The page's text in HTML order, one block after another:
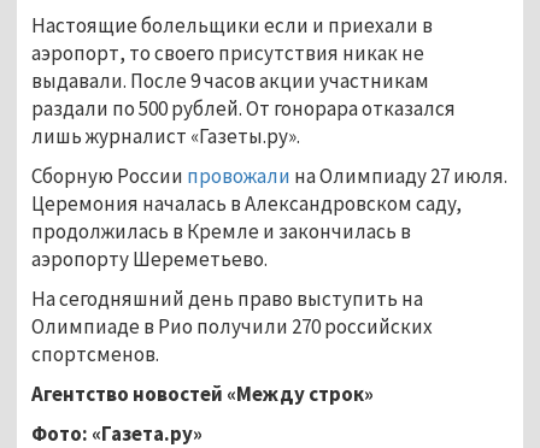
Настоящие болельщики если и приехали в
аэропорт, то своего присутствия никак не
выдавали. После 9 часов акции участникам
раздали по 500 рублей. От гонорара отказался
лишь журналист «Газеты.ру».
Сборную России провожали на Олимпиаду 27 июля.
Церемония началась в Александровском саду,
продолжилась в Кремле и закончилась в
аэропорту Шереметьево.
На сегодняшний день право выступить на
Олимпиаде в Рио получили 270 российских
спортсменов.
Агентство новостей «Между строк»
Фото: «Газета.ру»